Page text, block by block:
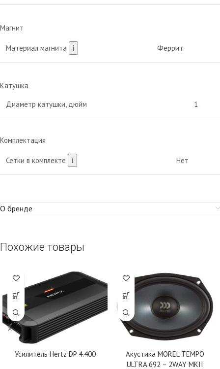
Магнит
Материал магнита i Феррит
Катушка
Диаметр катушки, дюйм
1
Комплектация
Сетки в комплекте i Нет
О бренде
Похожие товары
Усилитель Hertz DP 4.400
Акустика MOREL TEMPO
ULTRA 692 – 2WAY MKII